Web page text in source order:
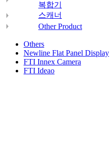
복합기
스캐너
Other Product
Others
Newline Flat Panel Display
FTI Innex Camera
FTI Ideao